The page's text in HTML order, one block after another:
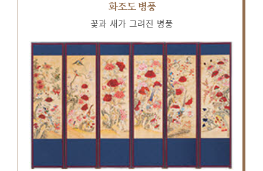
화조도 병풍
꽃과 새가 그려진 병풍